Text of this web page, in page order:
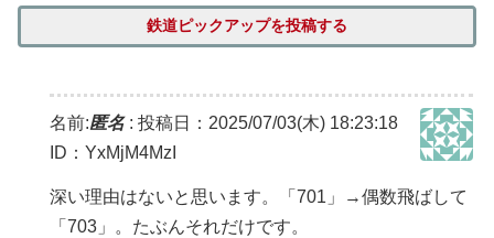
鉄道ピックアップを投稿する
名前:匿名: 投稿日：2025/07/03(木) 18:23:18
ID：YxMjM4MzI
深い理由はないと思います。「701」→偶数飛ばして
「703」。たぶんそれだけです。